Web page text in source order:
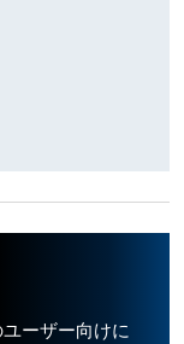
ーザー向けに